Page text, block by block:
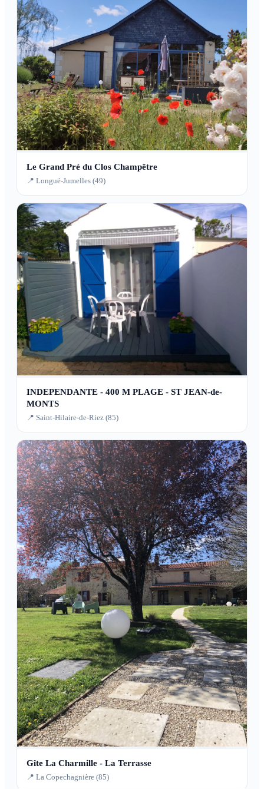
Le Grand Pré du Clos Champêtre
📍 Longué-Jumelles (49)
INDEPENDANTE - 400 M PLAGE - ST JEAN-de-
MONTS
📍 Saint-Hilaire-de-Riez (85)
Gîte La Charmille - La Terrasse
📍 La Copechagnière (85)